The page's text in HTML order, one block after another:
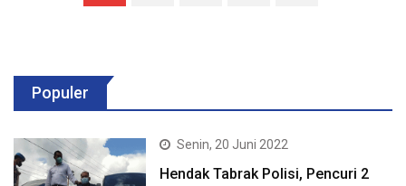
Populer
Senin, 20 Juni 2022
Hendak Tabrak Polisi, Pencuri 2